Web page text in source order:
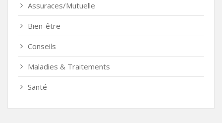
Assuraces/Mutuelle
Bien-être
Conseils
Maladies & Traitements
Santé